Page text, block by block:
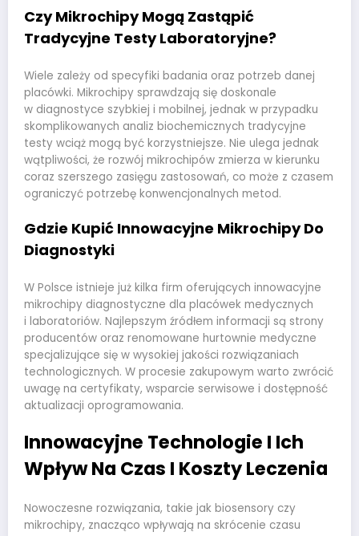
Czy Mikrochipy Mogą Zastąpić
Tradycyjne Testy Laboratoryjne?
Wiele zależy od specyfiki badania oraz potrzeb danej
placówki. Mikrochipy sprawdzają się doskonale
w diagnostyce szybkiej i mobilnej, jednak w przypadku
skomplikowanych analiz biochemicznych tradycyjne
testy wciąż mogą być korzystniejsze. Nie ulega jednak
wątpliwości, że rozwój mikrochipów zmierza w kierunku
coraz szerszego zasięgu zastosowań, co może z czasem
ograniczyć potrzebę konwencjonalnych metod.
Gdzie Kupić Innowacyjne Mikrochipy Do
Diagnostyki
W Polsce istnieje już kilka firm oferujących innowacyjne
mikrochipy diagnostyczne dla placówek medycznych
i laboratoriów. Najlepszym źródłem informacji są strony
producentów oraz renomowane hurtownie medyczne
specjalizujące się w wysokiej jakości rozwiązaniach
technologicznych. W procesie zakupowym warto zwrócić
uwagę na certyfikaty, wsparcie serwisowe i dostępność
aktualizacji oprogramowania.
Innowacyjne Technologie I Ich
Wpływ Na Czas I Koszty Leczenia
Nowoczesne rozwiązania, takie jak biosensory czy
mikrochipy, znacząco wpływają na skrócenie czasu